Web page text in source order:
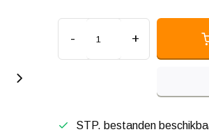
- +
STP. bestanden